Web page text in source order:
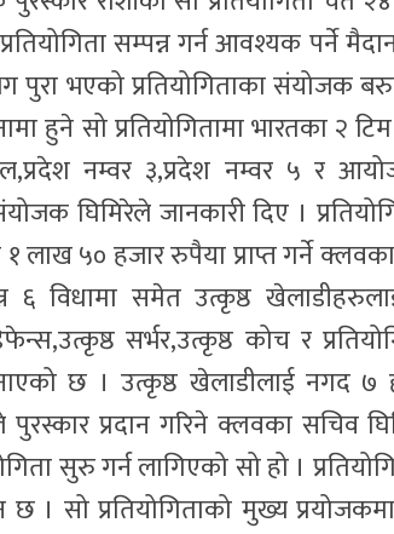
सम्पन्न गर्न आवश्यक पर्ने
भएको प्रतियोगिताका संयोजक
हुने सो प्रतियोगितामा भारतका २
वल,प्रदेश नम्वर ३,प्रदेश नम्वर ५ र
घिमिरेले जानकारी दिए ।
लाख ५० हजार रुपैया प्राप्त गर्ने
६ विधामा समेत उत्कृष्ठ
सर्भर,उत्कृष्ठ कोच र
छ । उत्कृष्ठ खेलाडीलाई नगद ७
प्रदान गरिने क्लवका सचिव
सुरु गर्न लागिएको सो हो ।
सो प्रतियोगिताको मुख्य प्रयोजकमा